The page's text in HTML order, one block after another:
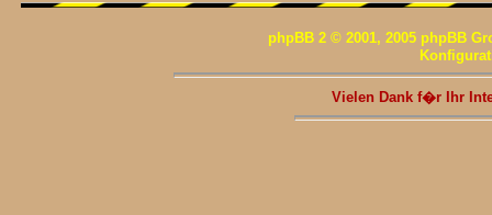
phpBB 2 © 2001, 2005 phpBB
Vielen Dank f�r Ihr